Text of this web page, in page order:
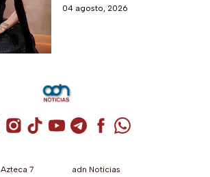
informó a sus fanáticos que
04 agosto, 2026
Cuenta de X / Twitter (se abre en una
Cuenta de Instagram (se abre en una
Cuenta de TikTok (se abre en
Cuenta de YouTube (se abre
Cuenta de Telegram (se
Cuenta de
Cuenta de
Azteca 7
adn Noticias